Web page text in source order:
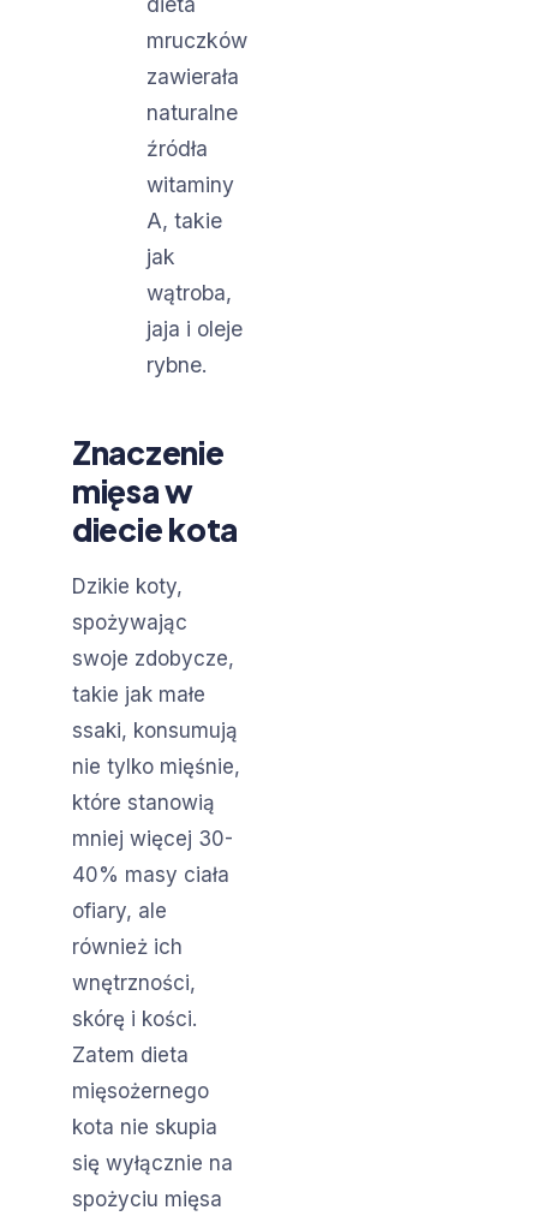
mruczków
zawierała
naturalne
źródła
witaminy
A, takie
jak
wątroba,
jaja i oleje
rybne.
Znaczenie
mięsa w
diecie kota
Dzikie koty,
spożywając
swoje zdobycze,
takie jak małe
ssaki, konsumują
nie tylko mięśnie,
które stanowią
mniej więcej 30-
40% masy ciała
ofiary, ale
również ich
wnętrzności,
skórę i kości.
Zatem dieta
mięsożernego
kota nie skupia
się wyłącznie na
spożyciu mięsa